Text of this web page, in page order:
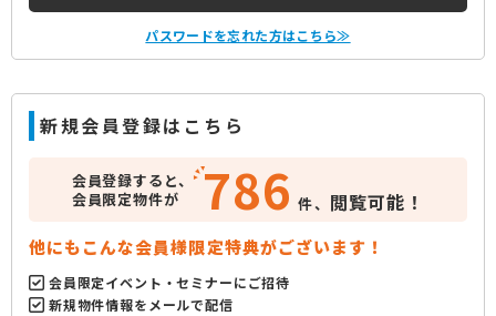
パスワードを忘れた方はこちら≫
新規会員登録はこちら
会員登録すると、
会員限定物件が
786 件、 閲覧可能！
他にもこんな会員様限定特典がございます！
会員限定イベント・セミナーにご招待
新規物件情報をメールで配信